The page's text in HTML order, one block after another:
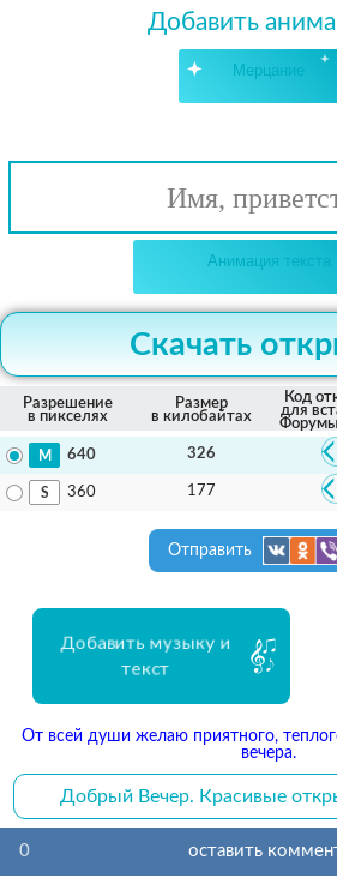
Добавить
Мерцание
Имя,
Анимация текста
Скачать
Разрешение
в пикселях
Размер
в килобайтах
Код
для
Форумы
640 326
360 177
Отправить
Добавить музыку и
текст
От всей души желаю приятного,
вечера.
Добрый Вечер. Красивые
0 оставить